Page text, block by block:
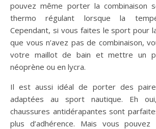
pouvez même porter la combinaison
thermo régulant lorsque la
Cependant, si vous faites le sport pour
que vous n’avez pas de combinaison,
votre maillot de bain et mettre un
néoprène ou en lycra.
Il est aussi idéal de porter des
adaptées au sport nautique. Eh
chaussures antidérapantes sont
plus d’adhérence. Mais vous